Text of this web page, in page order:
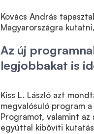
Kovács András
Magyarországra
Az új
legjobbakat is
Kiss L. László azt
megvalósuló program
Programot, valamint
egyúttal kibővíti